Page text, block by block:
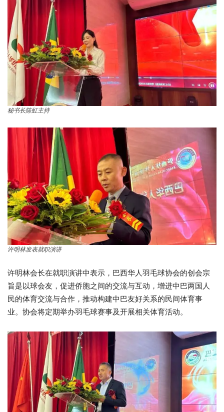
秘书长陈虹主持
许明林发表就职演讲
许明林会长在就职演讲中表示，巴西华人羽毛球协会的创会宗
旨是以球会友，促进侨胞之间的交流与互动，增进中巴两国人
民的体育交流与合作，推动构建中巴友好关系的民间体育事
业。协会将定期举办羽毛球赛事及开展相关体育活动。